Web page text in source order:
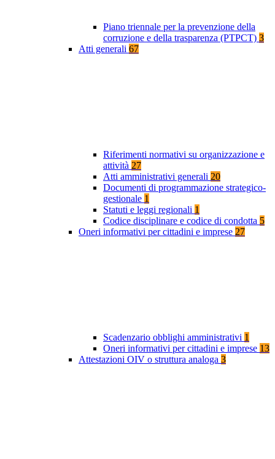
Piano triennale per la prevenzione della
corruzione e della trasparenza (PTPCT) 3
Atti generali 67
Riferimenti normativi su organizzazione e
attività 27
Atti amministrativi generali 20
Documenti di programmazione strategico-
gestionale 1
Statuti e leggi regionali 1
Codice disciplinare e codice di condotta 5
Oneri informativi per cittadini e imprese 27
Scadenzario obblighi amministrativi 1
Oneri informativi per cittadini e imprese 13
Attestazioni OIV o struttura analoga 3